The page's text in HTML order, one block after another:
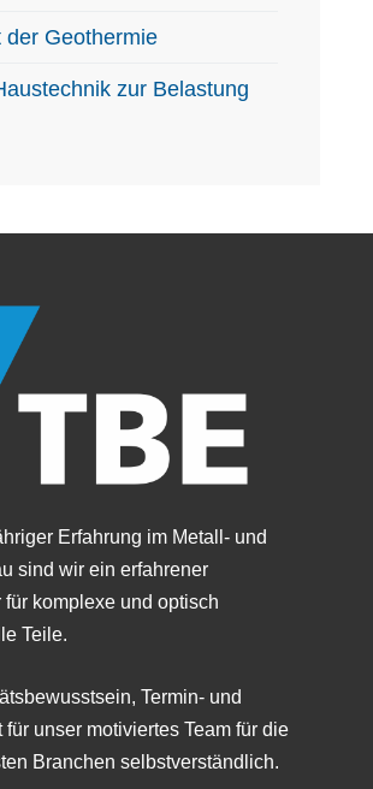
der Geothermie
zur Belastung
Erfahrung im Metall- und
sind wir ein erfahrener
komplexe und optisch
Teile.
Termin- und
für unser motiviertes Team für die
Branchen selbstverständlich.